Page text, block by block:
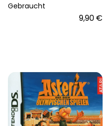
Gebraucht
9,90 €